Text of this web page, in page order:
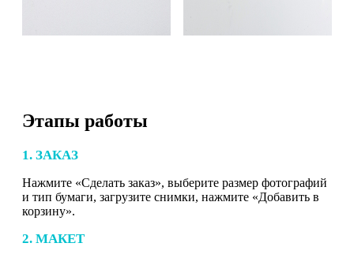
Этапы работы
1. ЗАКАЗ
Нажмите «Сделать заказ», выберите размер фотографий
и тип бумаги, загрузите снимки, нажмите «Добавить в
корзину».
2. МАКЕТ